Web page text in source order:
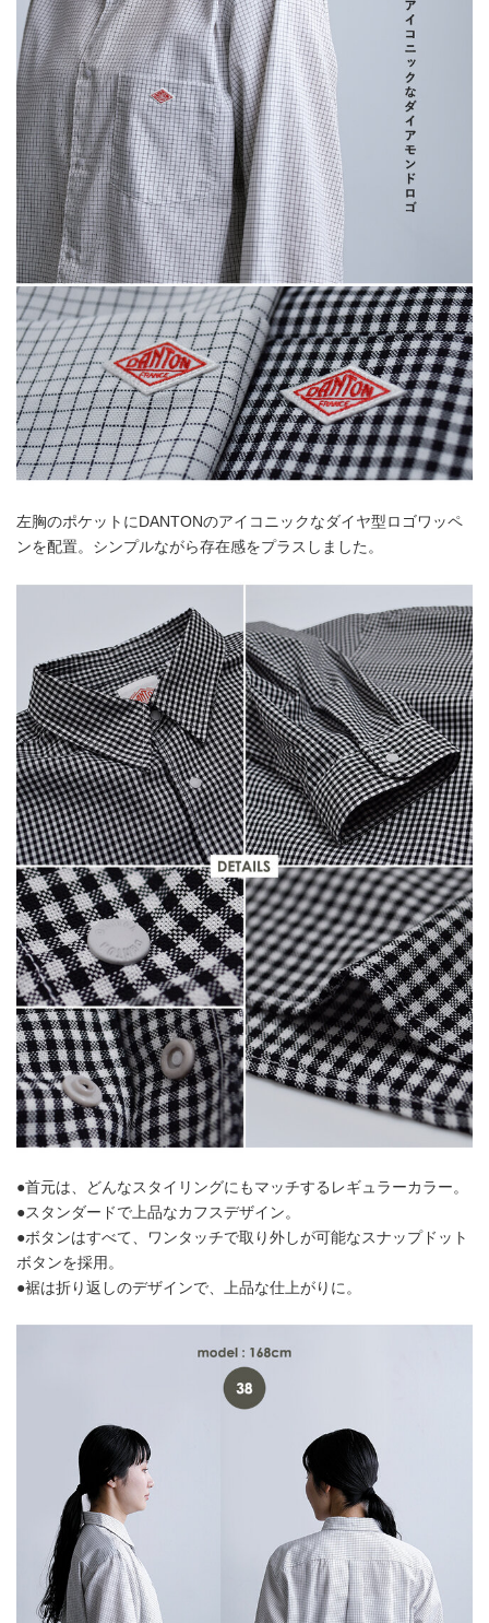
左胸のポケットにDANTONのアイコニックなダイヤ型ロゴワッペ
ンを配置。シンプルながら存在感をプラスしました。
●首元は、どんなスタイリングにもマッチするレギュラーカラー。
●スタンダードで上品なカフスデザイン。
●ボタンはすべて、ワンタッチで取り外しが可能なスナップドット
ボタンを採用。
●裾は折り返しのデザインで、上品な仕上がりに。